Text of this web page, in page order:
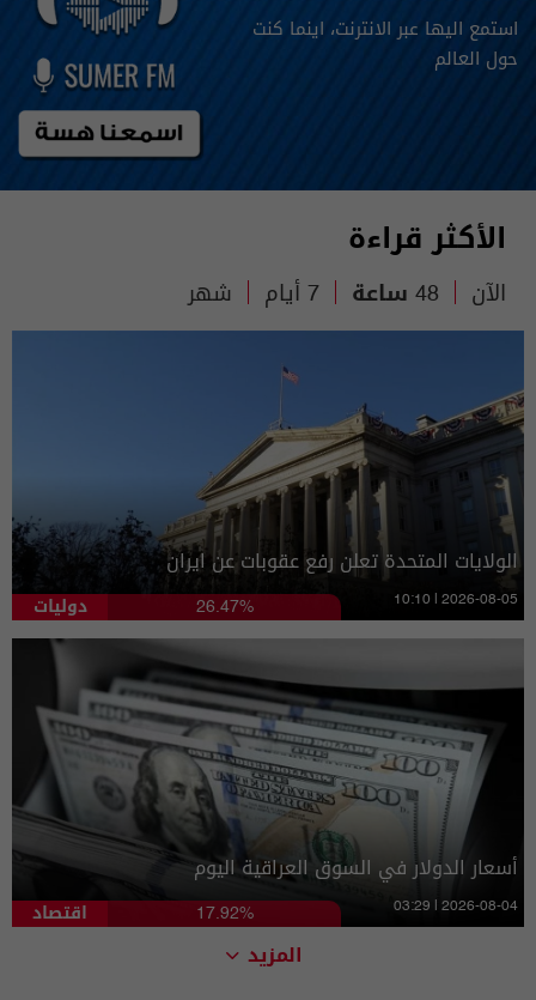
استمع اليها عبر الانترنت، اينما كنت
حول العالم
الأكثر قراءة
الآن 48 ساعة 7 أيام شهر
الولايات المتحدة تعلن رفع عقوبات عن ايران
دوليات 26.47% 10:10 | 2026-08-05
أسعار الدولار في السوق العراقية اليوم
اقتصاد 17.92% 03:29 | 2026-08-04
المزيد